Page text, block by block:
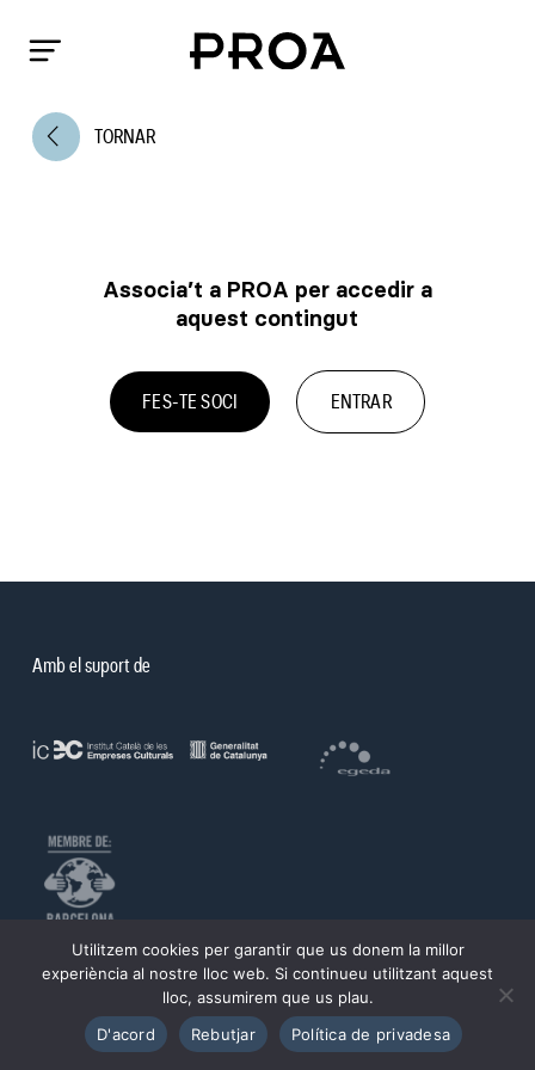
arrow_back_ios TORNAR
Associa’t a PROA per accedir a
aquest contingut
FES-TE SOCI ENTRAR
Amb el suport de
©PROA 2026.
Política de privadesa Avís legal
Utilitzem cookies per garantir que us donem la millor
experiència al nostre lloc web. Si continueu utilitzant aquest
lloc, assumirem que us plau.
D'acord
Rebutjar Política de privadesa